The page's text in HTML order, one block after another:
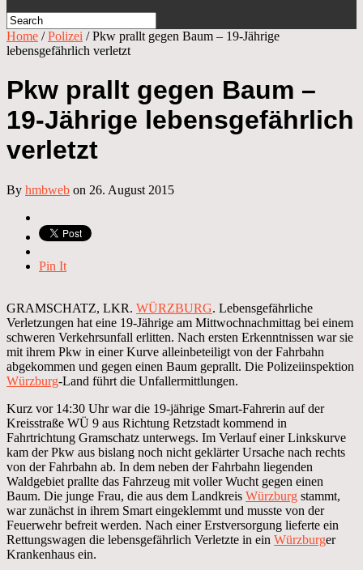
Home /Polizei /Pkw prallt gegen Baum – 19-Jährige
lebensgefährlich verletzt
Pkw prallt gegen Baum –
19-Jährige lebensgefährlich
verletzt
By hmbweb on 26. August 2015
Pin It
GRAMSCHATZ, LKR. WÜRZBURG. Lebensgefährliche
Verletzungen hat eine 19-Jährige am Mittwochnachmittag bei einem
schweren Verkehrsunfall erlitten. Nach ersten Erkenntnissen war sie
mit ihrem Pkw in einer Kurve alleinbeteiligt von der Fahrbahn
abgekommen und gegen einen Baum geprallt. Die Polizeiinspektion
Würzburg-Land führt die Unfallermittlungen.
Kurz vor 14:30 Uhr war die 19-jährige Smart-Fahrerin auf der
Kreisstraße WÜ 9 aus Richtung Retzstadt kommend in
Fahrtrichtung Gramschatz unterwegs. Im Verlauf einer Linkskurve
kam der Pkw aus bislang noch nicht geklärter Ursache nach rechts
von der Fahrbahn ab. In dem neben der Fahrbahn liegenden
Waldgebiet prallte das Fahrzeug mit voller Wucht gegen einen
Baum. Die junge Frau, die aus dem Landkreis Würzburg stammt,
war zunächst in ihrem Smart eingeklemmt und musste von der
Feuerwehr befreit werden. Nach einer Erstversorgung lieferte ein
Rettungswagen die lebensgefährlich Verletzte in ein Würzburger
Krankenhaus ein.